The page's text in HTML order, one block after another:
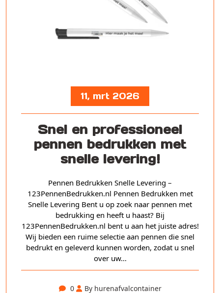
11, mrt 2026
Snel en professioneel
pennen bedrukken met
snelle levering!
Pennen Bedrukken Snelle Levering –
123PennenBedrukken.nl Pennen Bedrukken met
Snelle Levering Bent u op zoek naar pennen met
bedrukking en heeft u haast? Bij
123PennenBedrukken.nl bent u aan het juiste adres!
Wij bieden een ruime selectie aan pennen die snel
bedrukt en geleverd kunnen worden, zodat u snel
over uw…
0
By hurenafvalcontainer